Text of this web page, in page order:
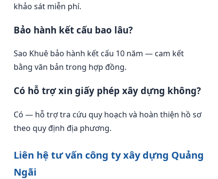
khảo sát miễn phí.
Bảo hành kết cấu bao lâu?
Sao Khuê bảo hành kết cấu 10 năm — cam kết
bằng văn bản trong hợp đồng.
Có hỗ trợ xin giấy phép xây dựng không?
Có — hỗ trợ tra cứu quy hoạch và hoàn thiện hồ sơ
theo quy định địa phương.
Liên hệ tư vấn công ty xây dựng Quảng
Ngãi